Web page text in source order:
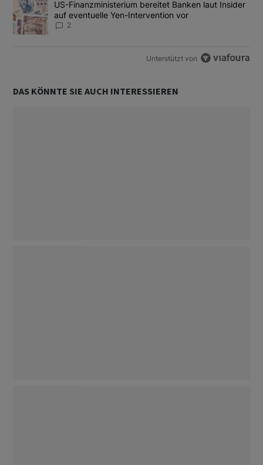
Ein Trendartikel mit dem Titel "US-Finanzministerium bereitet
US-Finanzministerium bereitet Banken laut Insider
auf eventuelle Yen-Intervention vor
2
Unterstützt von
DAS KÖNNTE SIE AUCH INTERESSIEREN